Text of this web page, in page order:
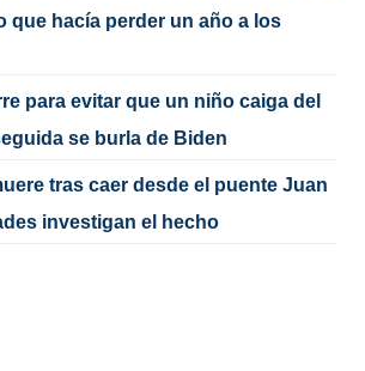
que hacía perder un año a los
para evitar que un niño caiga del
se burla de Biden
tras caer desde el puente Juan
investigan el hecho